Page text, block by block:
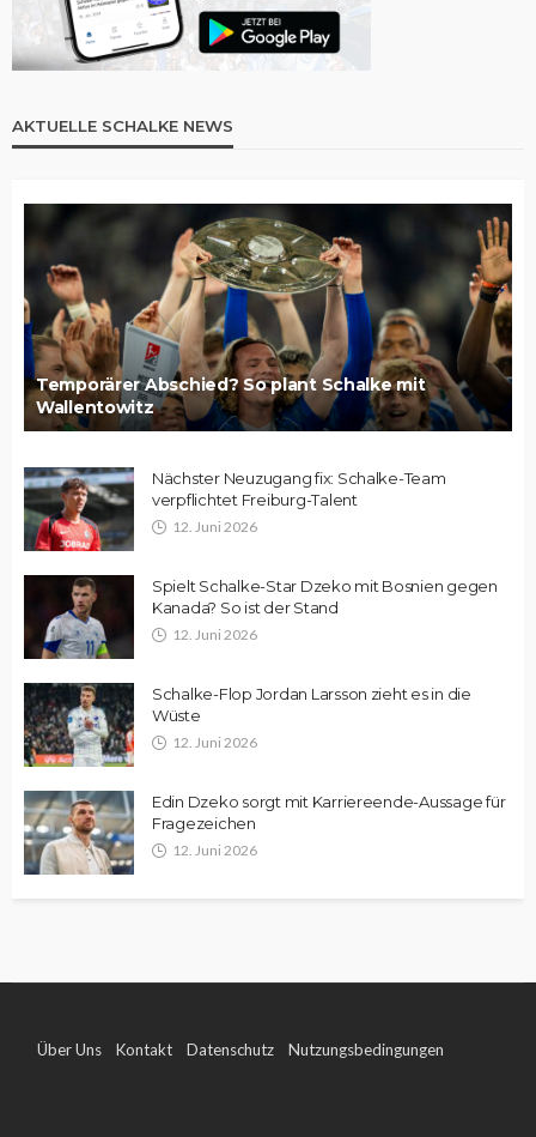
AKTUELLE SCHALKE NEWS
Temporärer Abschied? So plant Schalke mit
Wallentowitz
Nächster Neuzugang fix: Schalke-Team
verpflichtet Freiburg-Talent
12. Juni 2026
Spielt Schalke-Star Dzeko mit Bosnien gegen
Kanada? So ist der Stand
12. Juni 2026
Schalke-Flop Jordan Larsson zieht es in die
Wüste
12. Juni 2026
Edin Dzeko sorgt mit Karriereende-Aussage für
Fragezeichen
12. Juni 2026
Über Uns Kontakt Datenschutz Nutzungsbedingungen